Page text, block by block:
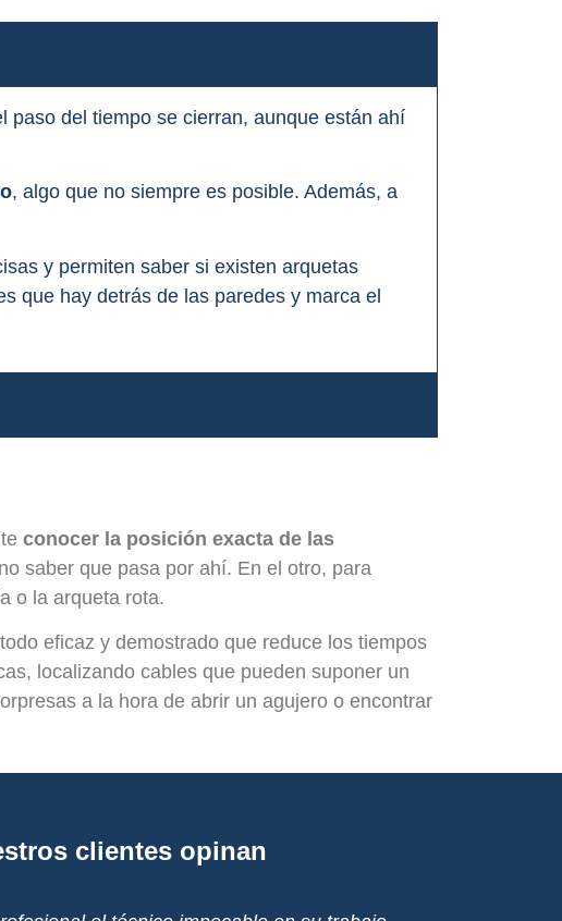
paso del tiempo se cierran, aunque están ahí
, algo que no siempre es posible. Además, a
y permiten saber si existen arquetas
que hay detrás de las paredes y marca el
conocer la posición exacta de las
saber que pasa por ahí. En el otro, para
o la arqueta rota.
eficaz y demostrado que reduce los tiempos
localizando cables que pueden suponer un
a la hora de abrir un agujero o encontrar
clientes opinan